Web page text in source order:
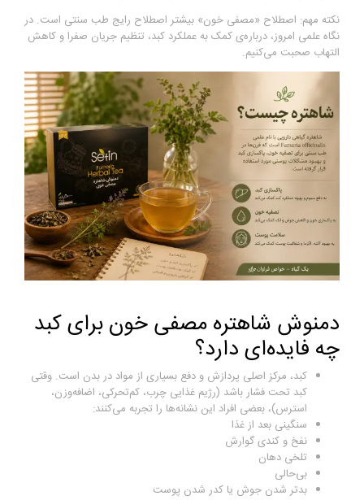
نکته مهم: اصطلاح «مصفی خون» بیشتر اصطلاح رایج طب سنتی است. در
نگاه علمی امروز، درباره‌ی کمک به عملکرد کبد، تنظیم جریان صفرا و کاهش
التهاب صحبت می‌کنیم.
دمنوش شاهتره مصفی خون برای کبد
چه فایده‌ای دارد؟
کبد، مرکز اصلی پردازش و دفع بسیاری از مواد در بدن است. وقتی
کبد تحت فشار باشد (رژیم غذایی چرب، کم‌تحرکی، اضافه‌وزن،
استرس)، بعضی افراد این نشانه‌ها را تجربه می‌کنند:
سنگینی بعد از غذا
نفخ و کندی گوارش
تلخی دهان
بی‌حالی
بدتر شدن جوش یا کدر شدن پوست